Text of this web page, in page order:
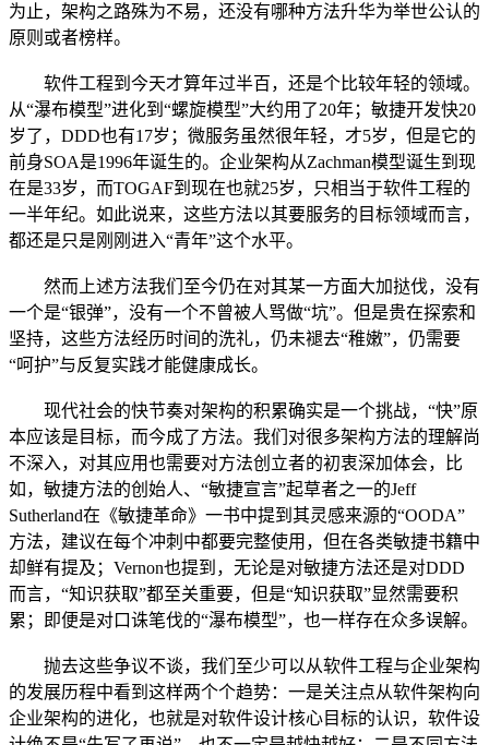
为止，架构之路殊为不易，还没有哪种方法升华为举世公认的
原则或者榜样。
软件工程到今天才算年过半百，还是个比较年轻的领域。
从“瀑布模型”进化到“螺旋模型”大约用了20年；敏捷开发快20
岁了，DDD也有17岁；微服务虽然很年轻，才5岁，但是它的
前身SOA是1996年诞生的。企业架构从Zachman模型诞生到现
在是33岁，而TOGAF到现在也就25岁，只相当于软件工程的
一半年纪。如此说来，这些方法以其要服务的目标领域而言，
都还是只是刚刚进入“青年”这个水平。
然而上述方法我们至今仍在对其某一方面大加挞伐，没有
一个是“银弹”，没有一个不曾被人骂做“坑”。但是贵在探索和
坚持，这些方法经历时间的洗礼，仍未褪去“稚嫩”，仍需要
“呵护”与反复实践才能健康成长。
现代社会的快节奏对架构的积累确实是一个挑战，“快”原
本应该是目标，而今成了方法。我们对很多架构方法的理解尚
不深入，对其应用也需要对方法创立者的初衷深加体会，比
如，敏捷方法的创始人、“敏捷宣言”起草者之一的Jeff
Sutherland在《敏捷革命》一书中提到其灵感来源的“OODA”
方法，建议在每个冲刺中都要完整使用，但在各类敏捷书籍中
却鲜有提及；Vernon也提到，无论是对敏捷方法还是对DDD
而言，“知识获取”都至关重要，但是“知识获取”显然需要积
累；即便是对口诛笔伐的“瀑布模型”，也一样存在众多误解。
抛去这些争议不谈，我们至少可以从软件工程与企业架构
的发展历程中看到这样两个个趋势：一是关注点从软件架构向
企业架构的进化，也就是对软件设计核心目标的认识，软件设